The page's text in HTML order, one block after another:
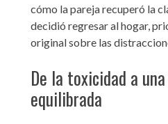
cómo la pareja recuperó la
decidió regresar al hogar,
original sobre las
De la toxicidad a
equilibrada